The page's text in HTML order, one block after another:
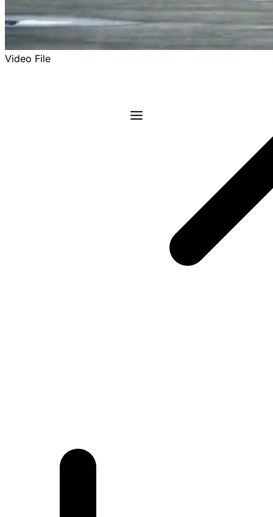
Video File